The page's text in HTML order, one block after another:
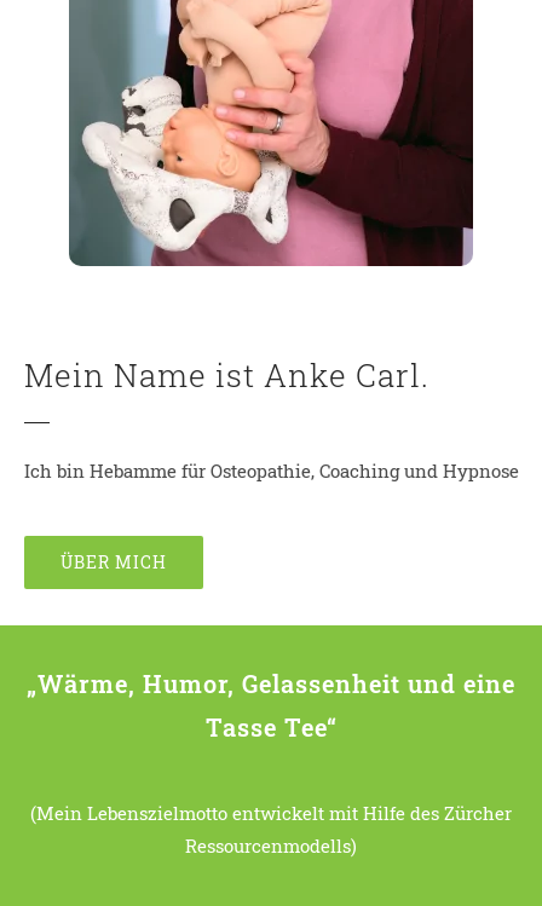
Mein Name ist Anke Carl.
Ich bin Hebamme für Osteopathie, Coaching und Hypnose
ÜBER MICH
„Wärme, Humor, Gelassenheit und eine
Tasse Tee“
(Mein Lebenszielmotto entwickelt mit Hilfe des Zürcher
Ressourcenmodells)